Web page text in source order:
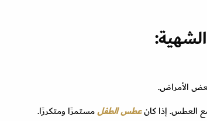
بعض الأمراض.
العطس. إذا كانعطس الطفلمستمرًا ومتكررًا.